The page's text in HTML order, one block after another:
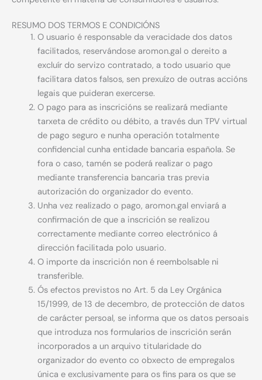
RESUMO DOS TERMOS E CONDICIÓNS
O usuario é responsable da veracidade dos datos
facilitados, reservándose aromon.gal o dereito a
excluír do servizo contratado, a todo usuario que
facilitara datos falsos, sen prexuízo de outras accións
legais que puideran exercerse.
O pago para as inscricións se realizará mediante
tarxeta de crédito ou débito, a través dun TPV virtual
de pago seguro e nunha operación totalmente
confidencial cunha entidade bancaria española. Se
fora o caso, tamén se poderá realizar o pago
mediante transferencia bancaria tras previa
autorización do organizador do evento.
Unha vez realizado o pago, aromon.gal enviará a
confirmación de que a inscrición se realizou
correctamente mediante correo electrónico á
dirección facilitada polo usuario.
O importe da inscrición non é reembolsable ni
transferible.
Ós efectos previstos no Art. 5 da Ley Orgánica
15/1999, de 13 de decembro, de protección de datos
de carácter persoal, se informa que os datos persoais
que introduza nos formularios de inscrición serán
incorporados a un arquivo titularidade do
organizador do evento co obxecto de empregalos
única e exclusivamente para os fins para os que se